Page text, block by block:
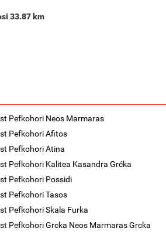
33.87 km
Pefkohori Neos Marmaras
Pefkohori Afitos
Pefkohori Atina
Pefkohori Kalitea Kasandra Grćka
Pefkohori Possidi
Pefkohori Tasos
Pefkohori Skala Furka
Pefkohori Grcka Neos Marmaras Grcka